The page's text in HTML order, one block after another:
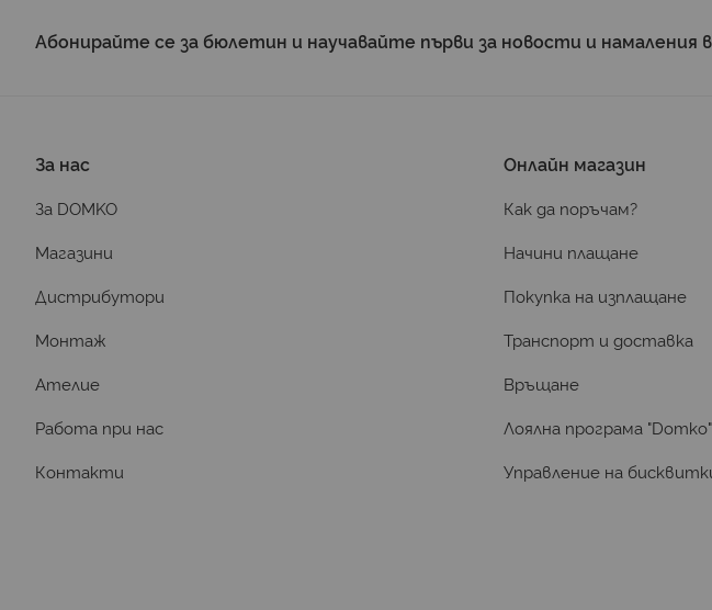
Абонирайте се за бюлетин и научавайте първи за новости и намаления в
За нас
За DOMKO
Магазини
Дистрибутори
Монтаж
Ателие
Работа при нас
Контакти
Онлайн магазин
Как да поръчам?
Начини плащане
Покупка на изплащане
Транспорт и доставка
Връщане
Лоялна програма "Domko"
Управление на